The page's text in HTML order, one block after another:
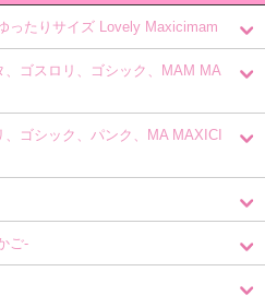
ったりサイズ Lovely Maxicimam
ゴスロリ、ゴシック、MAM MA
ゴシック、パンク、MA MAXICI
ご-